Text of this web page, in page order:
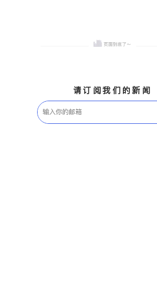
请订阅我们的新闻